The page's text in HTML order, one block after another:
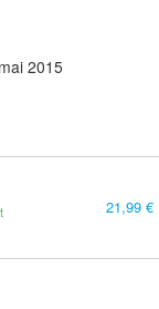
mai 2015
21,99 €